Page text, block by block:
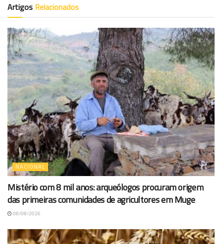
Artigos Relacionados
NACIONAL
Mistério com 8 mil anos: arqueólogos procuram origem
das primeiras comunidades de agricultores em Muge
08/08/2026